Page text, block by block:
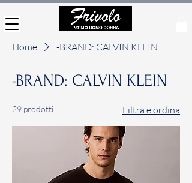
Home -BRAND: CALVIN KLEIN
-BRAND: CALVIN KLEIN
29 prodotti Filtra e ordina